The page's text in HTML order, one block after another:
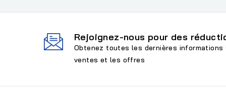
Rejoignez-nous pour des
Obtenez toutes les dernières informations
ventes et les offres